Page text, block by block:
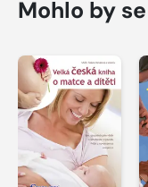
Mohlo by